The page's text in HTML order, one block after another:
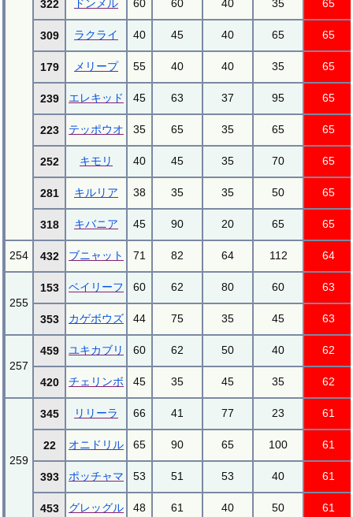
322 ドンメル 60 60 40 35 65
309 ラクライ 40 45 40 65 65
179 メリープ 55 40 40 35 65
239 エレキッド 45 63 37 95 65
223 テッポウオ 35 65 35 65 65
252 キモリ 40 45 35 70 65
281 キルリア 38 35 35 50 65
318 キバニア 45 90 20 65 65
254 432 ブニャット 71 82 64 112 64
255
153 ベイリーフ 60 62 80 60 63
353 カゲボウズ 44 75 35 45 63
257
459 ユキカブリ 60 62 50 40 62
420 チェリンボ 45 35 45 35 62
259
345 リリーラ 66 41 77 23 61
22 オニドリル 65 90 65 100 61
393 ポッチャマ 53 51 53 40 61
453 グレッグル 48 61 40 50 61